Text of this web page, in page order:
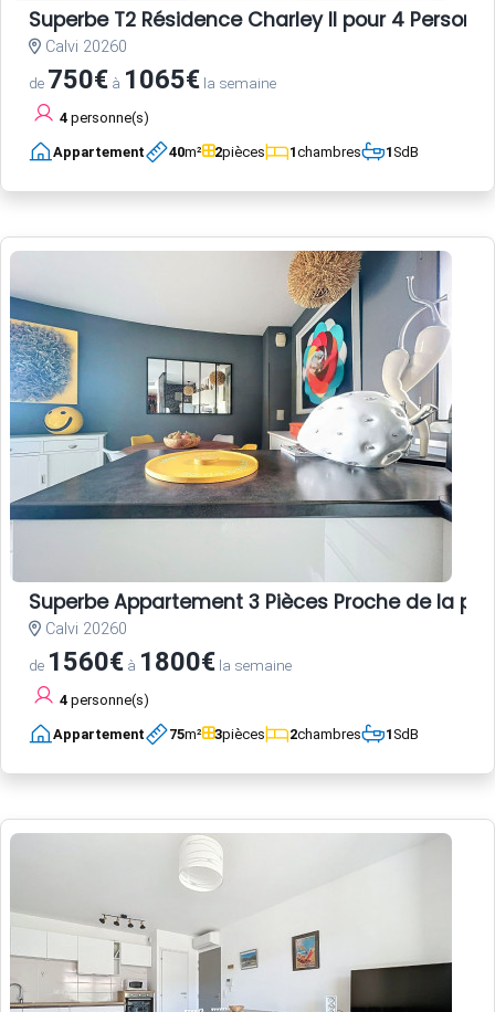
Superbe T2 Résidence Charley II pour 4
Calvi 20260
de 750€ à 1065€ la semaine
4 personne(s)
Appartement 40m² 2pièces 1chambres 1SdB
Superbe Appartement 3 Pièces Proche de la
Calvi 20260
de 1560€ à 1800€ la semaine
4 personne(s)
Appartement 75m² 3pièces 2chambres 1SdB